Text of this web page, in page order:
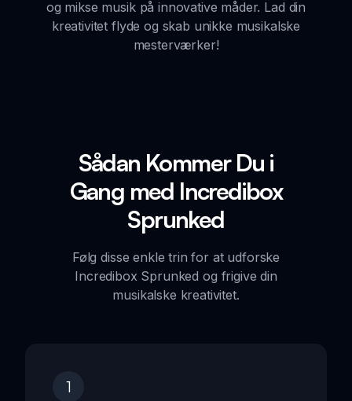
og mikse musik på innovative måder. Lad din
kreativitet flyde og skab unikke musikalske
mesterværker!
Sådan Kommer Du i
Gang med Incredibox
Sprunked
Følg disse enkle trin for at udforske
Incredibox Sprunked og frigive din
musikalske kreativitet.
1